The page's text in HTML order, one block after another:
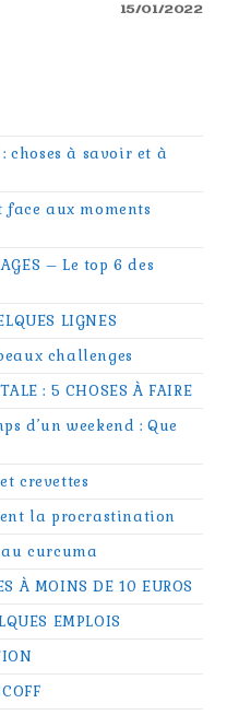
15/01/2022
: choses à savoir et à
aux moments
– Le top 6 des
LIGNES
challenges
: 5 CHOSES À FAIRE
d’un weekend : Que
crevettes
la procrastination
curcuma
À MOINS DE 10 EUROS
EMPLOIS